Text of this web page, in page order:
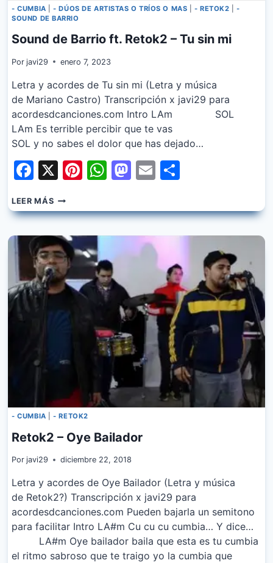
- CUMBIA |- DÚOS DE ARTISTAS O TRÍOS O MAS - RETOK2 |-
SOUND DE BARRIO
Sound de Barrio ft. Retok2 – Tu sin mi
Por javi29 enero 7, 2023
Letra y acordes de Tu sin mi (Letra y música
de Mariano Castro) Transcripción x javi29 para
acordesdcanciones.com Intro LAm SOL
LAm Es terrible percibir que te vas
SOL y no sabes el dolor que has dejado…
Facebook
X Pinterest
WhatsApp
Mastodon
Email
LEER MÁSSOUND
DE
BARRIO
RETOK2
–
TU
SIN
MI
- CUMBIA |- RETOK2
Retok2 – Oye Bailador
Por javi29 diciembre 22, 2018
Letra y acordes de Oye Bailador (Letra y música
de Retok2?) Transcripción x javi29 para
acordesdcanciones.com Pueden bajarla un semitono
para facilitar Intro LA#m Cu cu cu cumbia… Y dice…
LA#m Oye bailador baila que esta es tu cumbia
el ritmo sabroso que te traigo yo la cumbia que